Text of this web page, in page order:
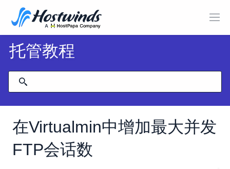
托管教程
在Virtualmin中增加最大并发
FTP会话数